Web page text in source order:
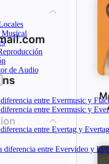
de Audio
entre Evermusic y
entre Evermusic y
entre Evertag y
diferencia entre Evervideo y